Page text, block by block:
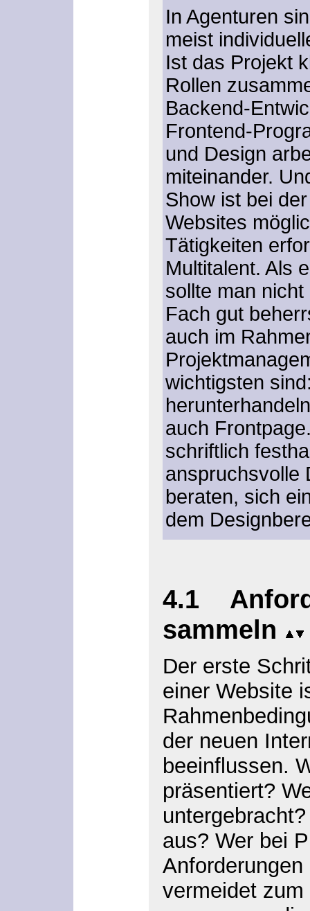
In Agenturen
meist
Ist das Projekt
Rollen
Backend-
Frontend-
und Design
miteinander.
Show ist bei
Websites
Tätigkeiten
Multitalent. Als
sollte man
Fach gut
auch im
wichtigsten
auch
schriftlich
anspruchsvolle
beraten, sich
dem
4.1
sammeln
Der erste
einer Website
der neuen
beeinflussen.
präsentiert?
aus? Wer bei
vermeidet